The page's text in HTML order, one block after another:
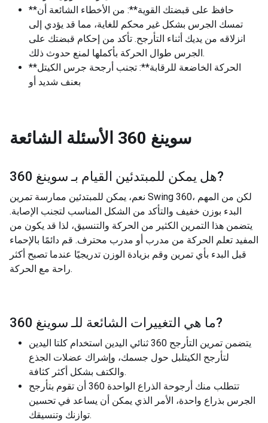
**حافظ على قبضتك القوية**: من الأخطاء الشائعة أن
تمسك الجرس بشكل غير محكم للغاية، مما قد يؤدي إلى
انزلاقه من يديك أثناء التأرجح. تأكد من إحكام قبضتك على
الجرس طوال الحركة بأكملها لمنع حدوث ذلك.
**الحركة الخاضعة للرقابة**: تجنب أرجحة جرس الكيتل
بعنف شديد أو
سوينغ 360 الأسئلة الشائعة
هل يمكن للمبتدئين القيام بـ سوينغ 360 ?
نعم، يمكن للمبتدئين ممارسة تمرين Swing 360، لكن من المهم
البدء بوزن خفيف والتأكد من الشكل المناسب لتجنب الإصابة.
يتضمن هذا التمرين الكثير من الحركة والتنسيق، لذا قد يكون من
المفيد تعلم الحركة من مدرب أو مدرب محترف. قم دائمًا بالإحماء
قبل البدء بأي تمرين وقم بزيادة الوزن تدريجيًا عندما تصبح أكثر
راحة مع الحركة.
ما هي التغييرات الشائعة للـ سوينغ 360 ?
يتضمن تمرين التأرجح 360 ثنائي اليدين استخدام كلتا اليدين
لتأرجح الكيتلبل حول جسمك، وإشراك عضلات الجذع
والكتف بشكل أكثر كثافة.
تتطلب منك أرجوحة الذراع الواحدة 360 أن تقوم بتأرجح
الجرس بذراع واحدة، الأمر الذي يمكن أن يساعد في تحسين
توازنك وتنسيقك.